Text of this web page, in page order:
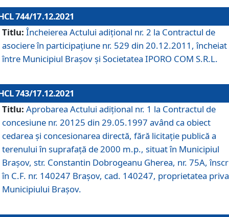
744/17.12.2021
Titlu: Încheierea Actului adițional nr. 2 la Contractul de
asociere în participațiune nr. 529 din 20.12.2011, încheiat
între Municipiul Brașov și Societatea IPORO COM S.R.L.
743/17.12.2021
Titlu: Aprobarea Actului adiţional nr. 1 la Contractul de
concesiune nr. 20125 din 29.05.1997 având ca obiect
cedarea și concesionarea directă, fără licitație publică a
terenului în suprafață de 2000 m.p., situat în Municipiul
Brașov, str. Constantin Dobrogeanu Gherea, nr. 75A,
în C.F. nr. 140247 Brașov, cad. 140247, proprietatea
Municipiului Brașov.